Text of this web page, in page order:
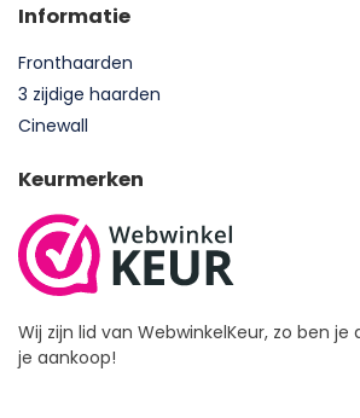
Informatie
Fronthaarden
3 zijdige haarden
Cinewall
Keurmerken
Wij zijn lid van WebwinkelKeur, zo ben
je aankoop!